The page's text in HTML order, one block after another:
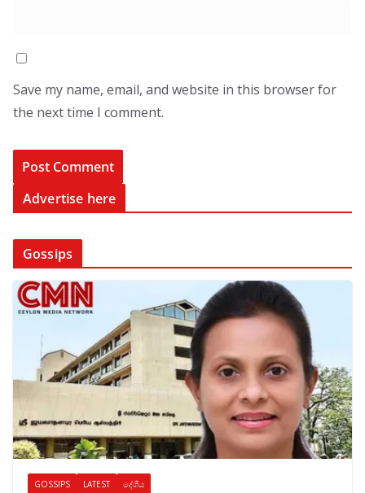
Save my name, email, and website in this browser for
the next time I comment.
Advertise here
Gossips
GOSSIPS LATEST දේශීය